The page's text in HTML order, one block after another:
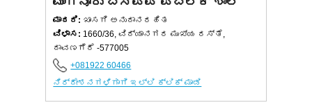
ಮಾದರಿ: ಖಾಸಗಿ ಅನುದಾನರಹಿತ
ವಿಳಾಸ: 1660/36, ವಿದ್ಯಾನಗರ ಮುಖ್ಯ ರಸ್ತೆ,
ದಾವಣಗೆರೆ -577005
+081922 60466
ನಿರ್ದೇಶನಗಳಿಗಾಗಿ ಇಲ್ಲಿ ಕ್ಲಿಕ್ ಮಾಡಿ